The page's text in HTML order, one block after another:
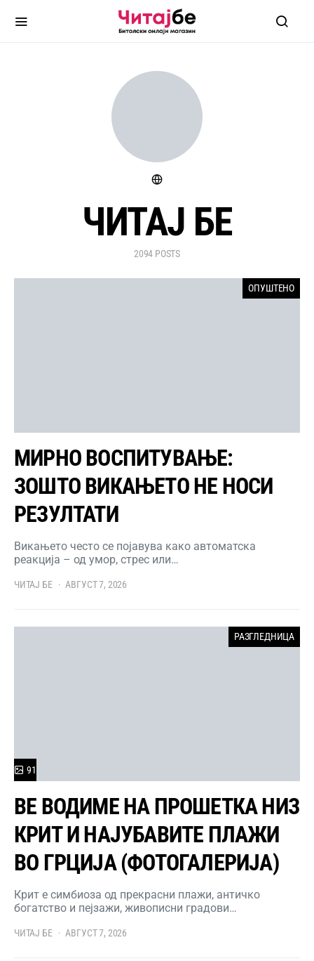
ЧИТАЈ БЕ
2094 POSTS
ОПУШТЕНО
МИРНО ВОСПИТУВАЊЕ:
ЗОШТО ВИКАЊЕТО НЕ НОСИ
РЕЗУЛТАТИ
Викањето често се појавува како автоматска
реакција – од умор, стрес или…
ЧИТАЈ БЕ АВГУСТ 7, 2026
РАЗГЛЕДНИЦА
91
ВЕ ВОДИМЕ НА ПРОШЕТКА НИЗ
КРИТ И НАЈУБАВИТЕ ПЛАЖИ
ВО ГРЦИЈА (ФОТОГАЛЕРИЈА)
Крит е симбиоза од прекрасни плажи, античко
богатство и пејзажи, живописни градови…
ЧИТАЈ БЕ АВГУСТ 7, 2026